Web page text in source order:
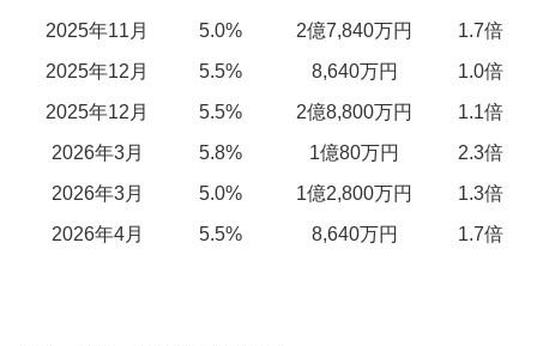
2025年11月
5.0% 2億7,840万円
1.7倍
2025年12月
5.5% 8,640万円
1.0倍
2025年12月
5.5% 2億8,800万円
1.1倍
2026年3月
5.8% 1億80万円
2.3倍
2026年3月
5.0% 1億2,800万円
1.3倍
2026年4月
5.5% 8,640万円 1.7倍